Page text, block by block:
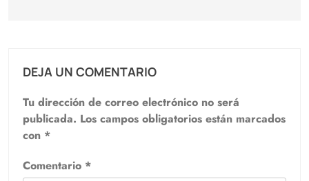
DEJA UN COMENTARIO
Tu dirección de correo electrónico no será
publicada. Los campos obligatorios están marcados
con *
Comentario *